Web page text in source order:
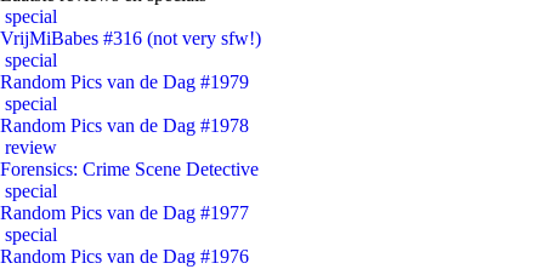
special
VrijMiBabes #316 (not very sfw!)
special
Random Pics van de Dag #1979
special
Random Pics van de Dag #1978
review
Forensics: Crime Scene Detective
special
Random Pics van de Dag #1977
special
Random Pics van de Dag #1976